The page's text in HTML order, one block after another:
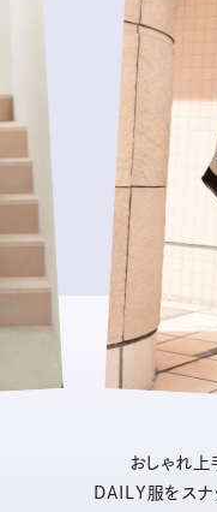
おしゃれ上
DAILY服をスナ